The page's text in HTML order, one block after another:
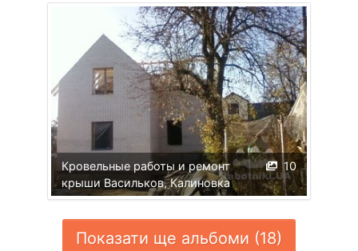
10
Кровельные работы и ремонт
крыши Васильков, Калиновка
Показати ще альбоми (18)